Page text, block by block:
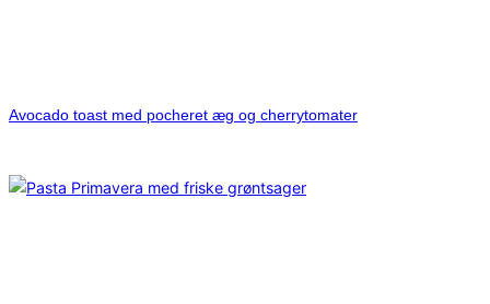
Avocado toast med pocheret æg og cherrytomater